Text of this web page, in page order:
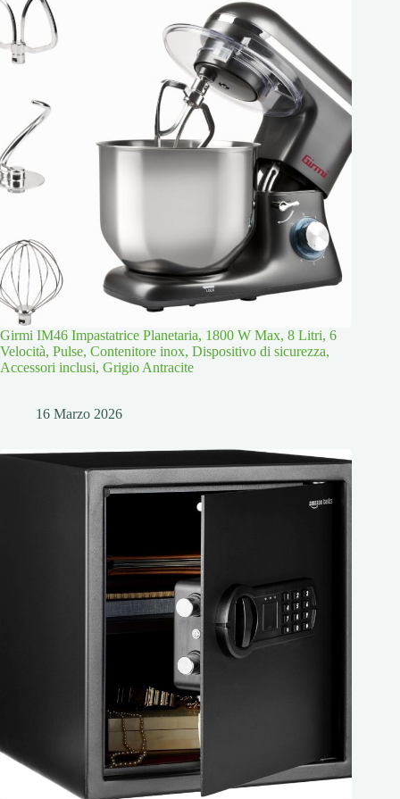
Girmi IM46 Impastatrice Planetaria, 1800 W Max, 8 Litri, 6
Velocità, Pulse, Contenitore inox, Dispositivo di sicurezza,
Accessori inclusi, Grigio Antracite
16 Marzo 2026